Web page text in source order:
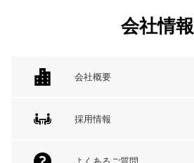
会社情報
会社概要
採用情報
よくあるご質問